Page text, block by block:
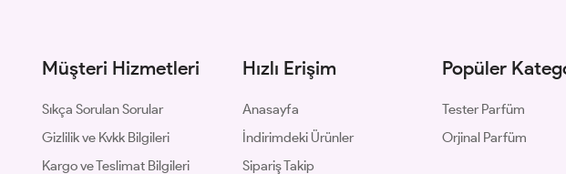
Müşteri Hizmetleri
Sıkça Sorulan Sorular
Gizlilik ve Kvkk Bilgileri
Kargo ve Teslimat Bilgileri
Hızlı Erişim
Anasayfa
İndirimdeki Ürünler
Sipariş Takip
Popüler
Tester Parfüm
Orjinal Parfüm